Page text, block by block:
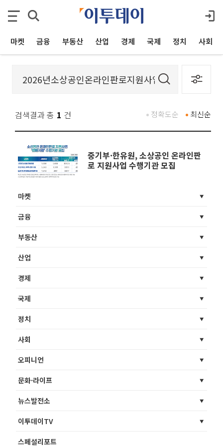
마켓 금융 부동산 산업 경제 국제 정치 사회
검색결과 총 1 건 최신순
정확도순
중기부·한유원, 소상공인 온라인판
로 지원사업 수행기관 모집
마켓
금융
부동산
산업
경제
국제
정치
사회
오피니언
문화·라이프
뉴스발전소
이투데이TV
스페셜리포트